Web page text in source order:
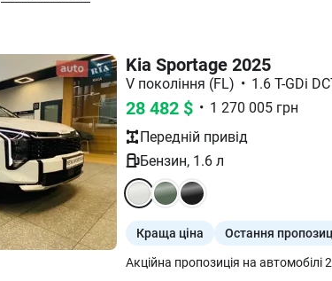
Kia Sportage 2025
V покоління (FL) • 1.6 T-GDi
28 482 $ • 1 270 005 грн
Передній привід
Бензин, 1.6 л
Краща ціна Остання